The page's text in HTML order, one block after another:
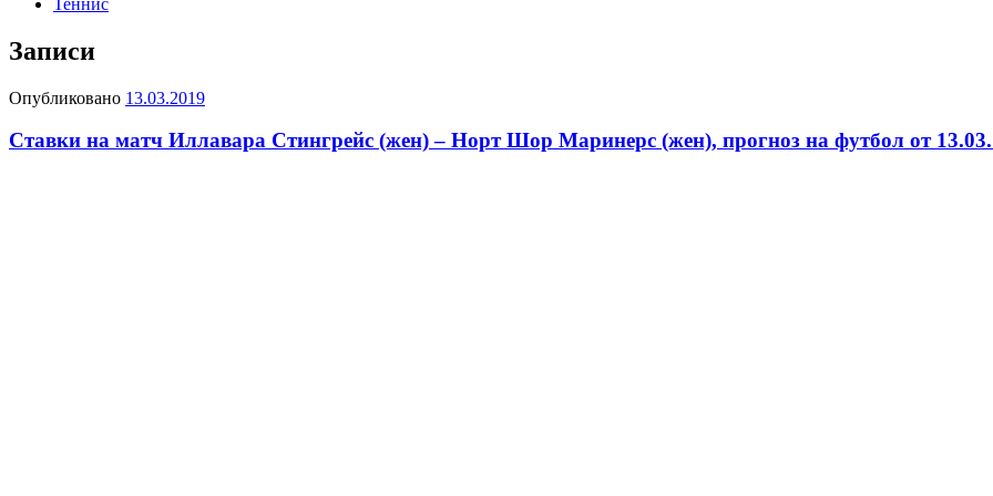
Записи
Опубликовано 13.03.2019
Ставки на матч Иллавара Стингрейс (жен) – Норт Шор Маринерс (жен), прогноз на футбол от